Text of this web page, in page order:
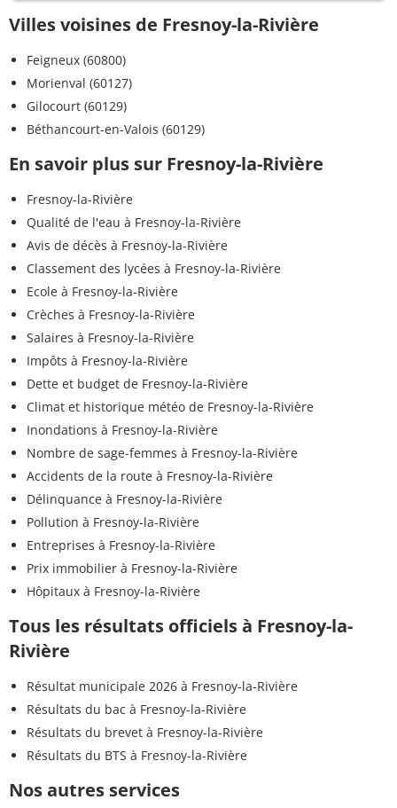
Villes voisines de Fresnoy-la-Rivière
Feigneux (60800)
Morienval (60127)
Gilocourt (60129)
Béthancourt-en-Valois (60129)
En savoir plus sur Fresnoy-la-Rivière
Fresnoy-la-Rivière
Qualité de l'eau à Fresnoy-la-Rivière
Avis de décès à Fresnoy-la-Rivière
Classement des lycées à Fresnoy-la-Rivière
Ecole à Fresnoy-la-Rivière
Crèches à Fresnoy-la-Rivière
Salaires à Fresnoy-la-Rivière
Impôts à Fresnoy-la-Rivière
Dette et budget de Fresnoy-la-Rivière
Climat et historique météo de Fresnoy-la-Rivière
Inondations à Fresnoy-la-Rivière
Nombre de sage-femmes à Fresnoy-la-Rivière
Accidents de la route à Fresnoy-la-Rivière
Délinquance à Fresnoy-la-Rivière
Pollution à Fresnoy-la-Rivière
Entreprises à Fresnoy-la-Rivière
Prix immobilier à Fresnoy-la-Rivière
Hôpitaux à Fresnoy-la-Rivière
Tous les résultats officiels à Fresnoy-la-
Rivière
Résultat municipale 2026 à Fresnoy-la-Rivière
Résultats du bac à Fresnoy-la-Rivière
Résultats du brevet à Fresnoy-la-Rivière
Résultats du BTS à Fresnoy-la-Rivière
Nos autres services